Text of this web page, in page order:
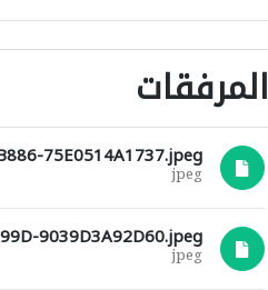
المرفقات
75E0514A1737.jpeg
jpeg
9039D3A92D60.jpeg
jpeg